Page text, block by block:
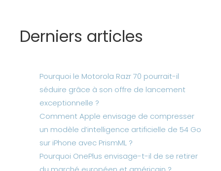
Derniers articles
Pourquoi le Motorola Razr 70 pourrait-il
séduire grâce à son offre de lancement
exceptionnelle ?
Comment Apple envisage de compresser
un modèle d’intelligence artificielle de 54 Go
sur iPhone avec PrismML ?
Pourquoi OnePlus envisage-t-il de se retirer